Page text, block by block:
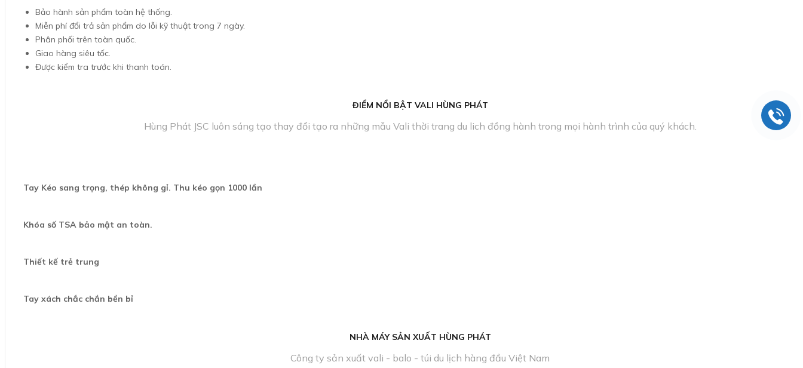
Bảo hành sản phẩm toàn hệ thống.
Miễn phí đổi trả sản phẩm do lỗi kỹ thuật trong 7 ngày.
Phân phối trên toàn quốc.
Giao hàng siêu tốc.
Được kiểm tra trước khi thanh toán.
ĐIỂM NỔI BẬT VALI HÙNG PHÁT
Hùng Phát JSC luôn sáng tạo thay đổi tạo ra những mẫu Vali thời trang du lich đồng hành trong mọi hành trình của quý khách.
Tay Kéo sang trọng, thép không gỉ. Thu kéo gọn 1000 lần
Khóa số TSA bảo mật an toàn.
Thiết kế trẻ trung
Tay xách chắc chắn bền bỉ
NHÀ MÁY SẢN XUẤT HÙNG PHÁT
Công ty sản xuất vali - balo - túi du lịch hàng đầu Việt Nam